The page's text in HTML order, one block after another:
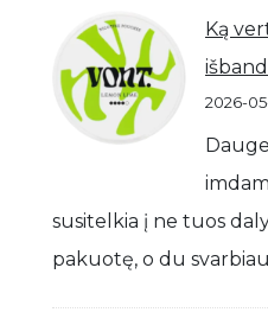
Ką
2026-
susitelkia į ne tuos
pakuotę, o du